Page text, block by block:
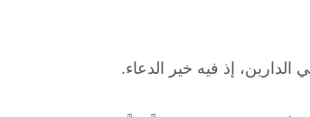
إذ فيه خير الدعاء.